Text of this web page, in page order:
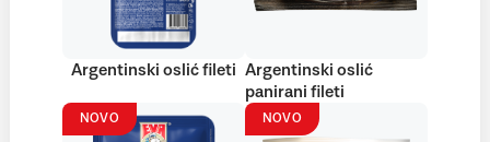
Argentinski oslić fileti Argentinski oslić
panirani fileti
NOVO NOVO